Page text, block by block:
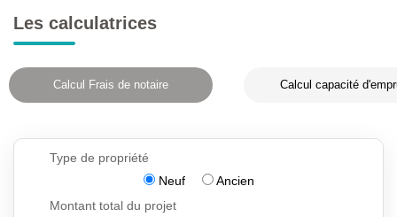
Les calculatrices
Calcul Frais de notaire Calcul capacité